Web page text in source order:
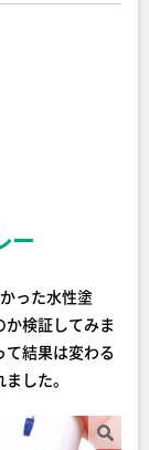
ー
った水性塗
検証してみま
結果は変わる
した。